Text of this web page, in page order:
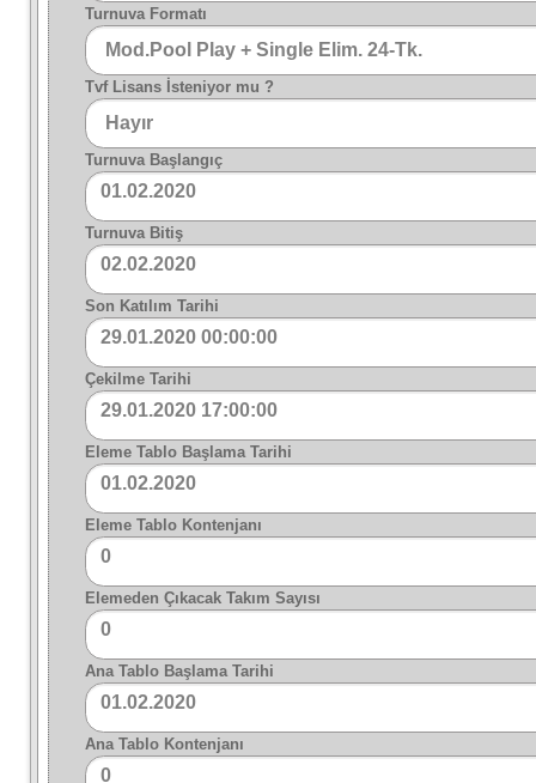
Turnuva Formatı
Tvf Lisans İsteniyor mu ?
Turnuva Başlangıç
01.02.2020
Turnuva Bitiş
02.02.2020
Son Katılım Tarihi
29.01.2020 00:00:00
Çekilme Tarihi
29.01.2020 17:00:00
Eleme Tablo Başlama Tarihi
01.02.2020
Eleme Tablo Kontenjanı
0
Elemeden Çıkacak Takım Sayısı
0
Ana Tablo Başlama Tarihi
01.02.2020
Ana Tablo Kontenjanı
0